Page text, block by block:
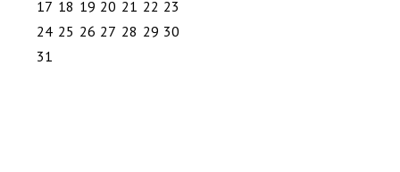
17 18 19 20 21 22 23
24 25 26 27 28 29 30
31